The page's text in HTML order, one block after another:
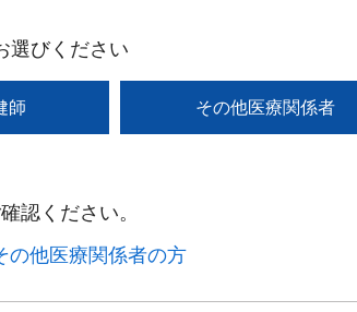
選びください
師 その他医療関係者
認ください。​
の他医療関係者の方​